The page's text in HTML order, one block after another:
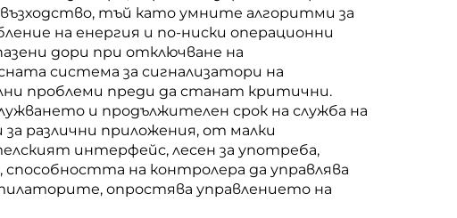
тъй като умните алгоритми за
на енергия и по-ниски операционни
дори при отключване на
система за сигнализатори на
проблеми преди да станат критични.
и продължителен срок на служба на
различни приложения, от малки
интерфейс, лесен за употреба,
на контролера да управлява
опростява управлението на